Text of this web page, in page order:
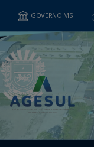
GOVERNO MS